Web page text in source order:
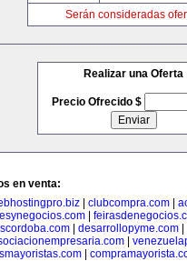
Serán consideradas
Realizar una Oferta
Precio Ofrecido $
en venta:
| clubcompra.com|
|
| desarrollopyme.com|
|